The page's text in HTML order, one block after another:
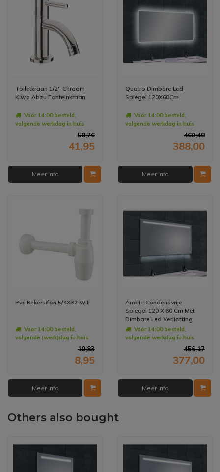
Toiletkraan 1/2'' Chroom
Kiwa Abzu Fonteinkraan
Vóór 14:00 besteld,
volgende werkdag in huis
50,76
41,95
Meer info
Quatro Dimbare Led
Spiegel 120X60Cm
Vóór 14:00 besteld,
volgende werkdag in huis
469,48
388,00
Meer info
Pvc Bekersifon 5/4X32 Wit
Voor 14:00 besteld,
volgende (werk)dag in huis
10,83
8,95
Meer info
Ambi+ Condensvrije
Spiegel 120 X 60 Cm Met
Dimbare Led Verlichting
Vóór 14:00 besteld,
volgende werkdag in huis
456,17
377,00
Meer info
Others also bought